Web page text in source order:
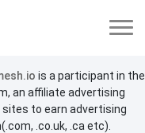
is a participant in the
an affiliate advertising
to earn advertising
.co.uk, .ca etc).